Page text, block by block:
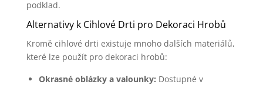
podklad.
Alternativy k Cihlové Drti pro Dekoraci Hrobů
Kromě cihlové drti existuje mnoho dalších materiálů,
které lze použít pro dekoraci hrobů:
Okrasné oblázky a valounky: Dostupné v